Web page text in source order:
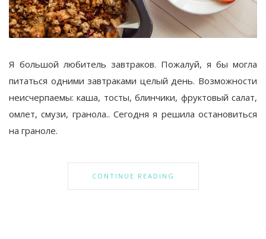
Я большой любитель завтраков. Пожалуй, я бы могла
питаться одними завтраками целый день. Возможности
неисчерпаемы: каша, тосты, блинчики, фруктовый салат,
омлет, смузи, гранола.. Сегодня я решила остановиться
на граноле.
CONTINUE READING